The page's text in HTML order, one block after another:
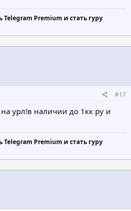
Premium и стать гуру
#17
урл!в наличии до 1кк ру и
Premium и стать гуру